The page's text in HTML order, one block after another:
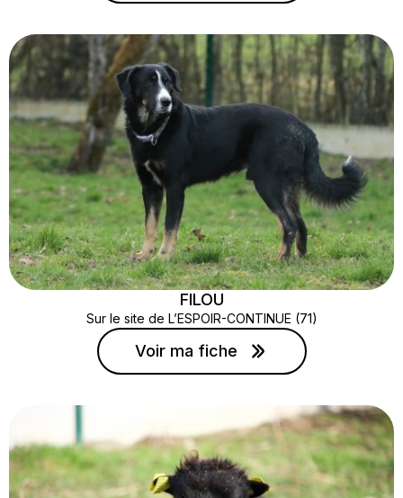
FILOU
Sur le site de L’ESPOIR-CONTINUE (71)
Voir ma fiche